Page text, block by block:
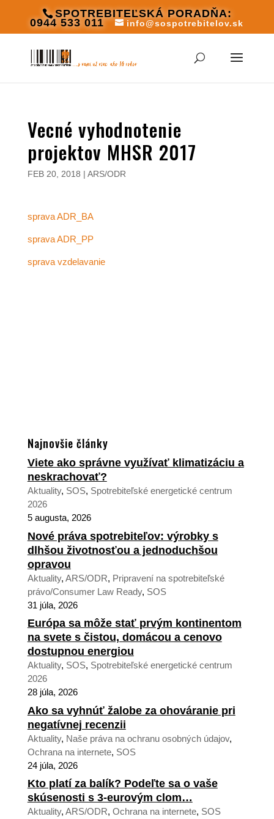
SPOTREBITEĽSKÁ PORADŇA:
0944 533 011 info@sospotrebitelov.sk
Vecné vyhodnotenie
projektov MHSR 2017
FEB 20, 2018 | ARS/ODR
sprava ADR_BA
sprava ADR_PP
sprava vzdelavanie
Najnovšie články
Viete ako správne využívať klimatizáciu a
neskrachovať?
Aktuality, SOS, Spotrebiteľské energetické centrum
2026
5 augusta, 2026
Nové práva spotrebiteľov: výrobky s
dlhšou životnosťou a jednoduchšou
opravou
Aktuality, ARS/ODR, Pripravení na spotrebiteľské
právo/Consumer Law Ready, SOS
31 júla, 2026
Európa sa môže stať prvým kontinentom
na svete s čistou, domácou a cenovo
dostupnou energiou
Aktuality, SOS, Spotrebiteľské energetické centrum
2026
28 júla, 2026
Ako sa vyhnúť žalobe za ohováranie pri
negatívnej recenzii
Aktuality, Naše práva na ochranu osobných údajov,
Ochrana na internete, SOS
24 júla, 2026
Kto platí za balík? Podeľte sa o vaše
skúsenosti s 3-eurovým clom…
Aktuality, ARS/ODR, Ochrana na internete, SOS